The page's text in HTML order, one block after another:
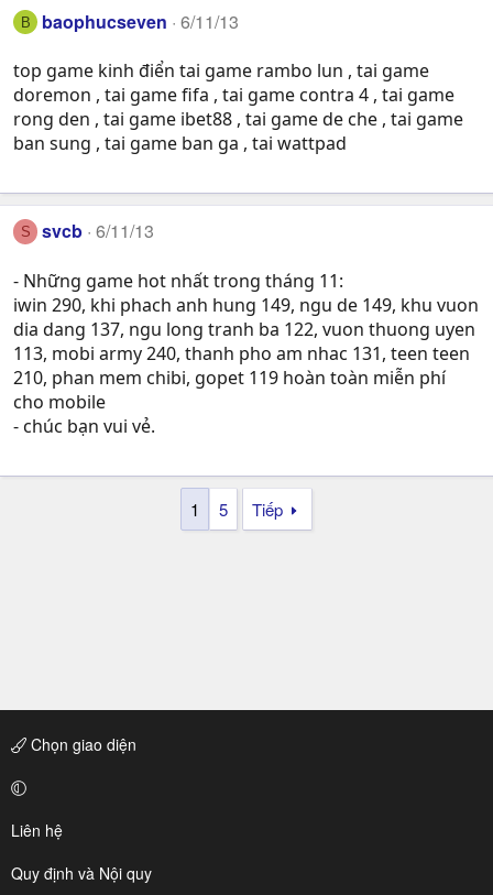
B baophucseven 6/11/13
top game kinh điển tai game rambo lun , tai game
doremon , tai game fifa , tai game contra 4 , tai game
rong den , tai game ibet88 , tai game de che , tai game
ban sung , tai game ban ga , tai wattpad
S svcb 6/11/13
- Những game hot nhất trong tháng 11:
iwin 290, khi phach anh hung 149, ngu de 149, khu vuon
dia dang 137, ngu long tranh ba 122, vuon thuong uyen
113, mobi army 240, thanh pho am nhac 131, teen teen
210, phan mem chibi, gopet 119 hoàn toàn miễn phí
cho mobile
- chúc bạn vui vẻ.
1 5 Tiếp
Chọn giao diện
Liên hệ
Quy định và Nội quy